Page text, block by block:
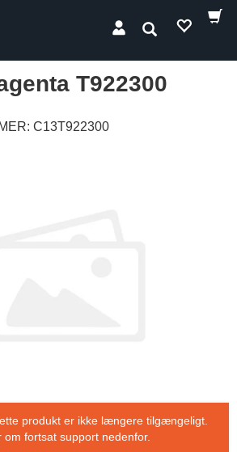
Søg
T922300
C13T922300
produkt er ikke længere tilgængeligt.
fortsat support nedenfor.